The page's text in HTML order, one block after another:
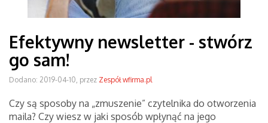
Efektywny newsletter - stwórz
go sam!
Dodano: 2019-04-10, przez Zespół wfirma.pl
Czy są sposoby na „zmuszenie” czytelnika do otworzenia
maila? Czy wiesz w jaki sposób wpłynąć na jego